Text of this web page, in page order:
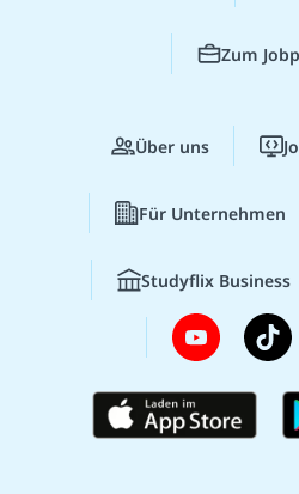
Zum
Über uns
Für Unternehmen
Studyflix Business